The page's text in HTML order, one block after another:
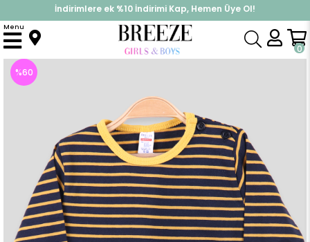
%30 Sepette Yaz İndirimi, Hemen Al!
İndirimlere ek %10 İndirimi Kap, Hemen Üye Ol!
0
Menu
Anasayfa Üst Giyim Uzun Kollu Tişört Erkek Bebek Uzun Kollu Tişört Sarı (9 Ay)
%60